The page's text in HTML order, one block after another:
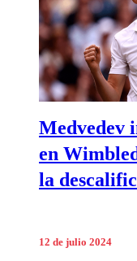
Medvedev
en
la
12 de julio 2024